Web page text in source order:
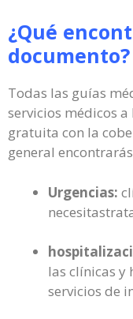
¿Qué
documento?
Todas las guías
servicios médicos
gratuita con la
general
Urgencias:
las clínicas y
servicios de